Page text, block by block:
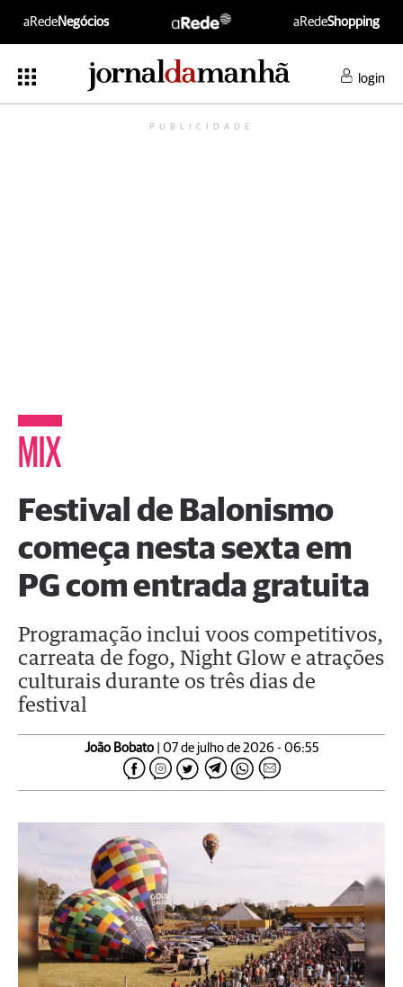
aRedeNegócios aRedeShopping
login
PUBLICIDADE
MIX
Festival de Balonismo
começa nesta sexta em
PG com entrada gratuita
Programação inclui voos competitivos,
carreata de fogo, Night Glow e atrações
culturais durante os três dias de
festival
João Bobato| 07 de julho de 2026 - 06:55